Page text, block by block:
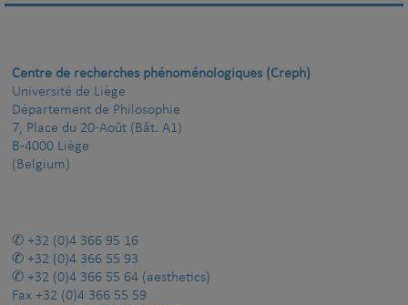
Centre de recherches phénoménologiques (Creph)
Université de Liège
Département de Philosophie
7, Place du 20-Août (Bât. A1)
B-4000 Liège
(Belgium)
+32 (0)4 366 95 16
+32 (0)4 366 55 93
+32 (0)4 366 55 64 (aesthetics)
Fax +32 (0)4 366 55 59